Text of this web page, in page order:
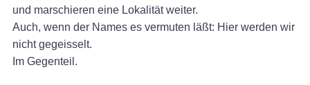
und marschieren eine Lokalität weiter.
Auch, wenn der Names es vermuten läßt: Hier werden wir
nicht gegeisselt.
Im Gegenteil.